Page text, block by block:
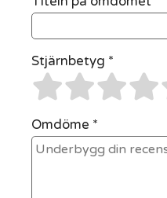
Stjärnbetyg *
Omdöme *